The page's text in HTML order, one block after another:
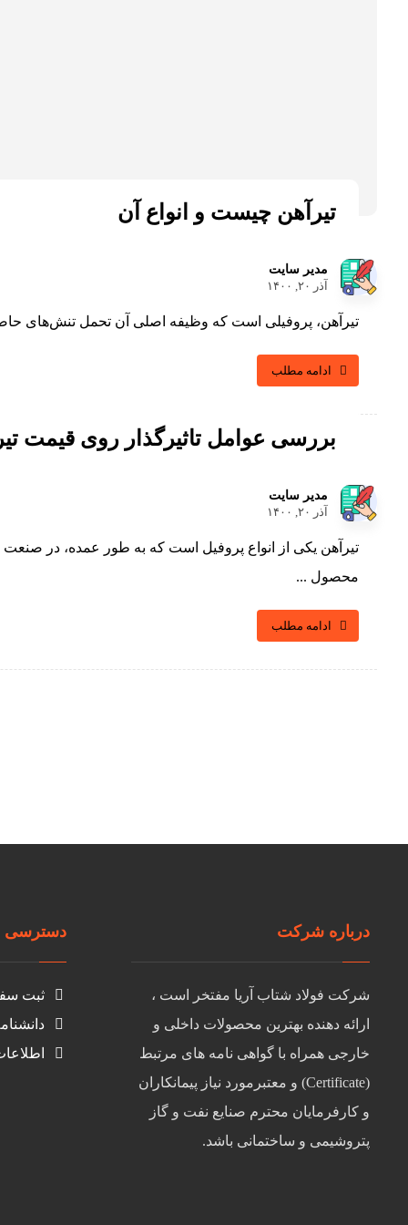
تیرآهن چیست و انواع آن
مدیر سایت
آذر ۲۰, ۱۴۰۰
تیرآهن، پروفیلی است که وظیفه اصلی آن تحمل تنش‌های
ادامه مطلب
بررسی عوامل تاثیرگذار روی قیمت
مدیر سایت
آذر ۲۰, ۱۴۰۰
تیرآهن یکی از انواع پروفیل است که به طور عمده، در
محصول ...
ادامه مطلب
درباره شرکت
شرکت فولاد شتاب آریا مفتخر است ،
ارائه دهنده بهترین محصولات داخلی و
خارجی همراه با گواهی نامه های مرتبط
(Certificate) و معتبرمورد نیاز پیمانکاران
و کارفرمایان محترم صنایع نفت و گاز
پتروشیمی و ساختمانی باشد.
دسترسی
ثبت